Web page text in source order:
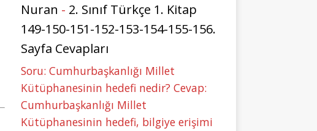
Nuran - 2. Sınıf Türkçe 1. Kitap
149-150-151-152-153-154-155-156.
Sayfa Cevapları
Soru: Cumhurbaşkanlığı Millet
Kütüphanesinin hedefi nedir? Cevap:
Cumhurbaşkanlığı Millet
Kütüphanesinin hedefi, bilgiye erişimi